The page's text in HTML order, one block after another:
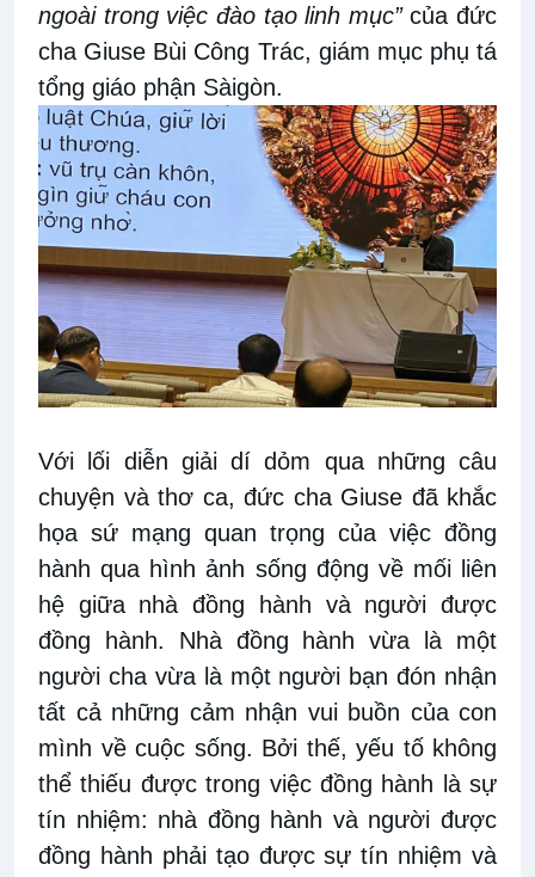
ngoài trong việc đào tạo linh mục”của đức
cha Giuse Bùi Công Trác, giám mục phụ tá
tổng giáo phận Sàigòn.
Với lối diễn giải dí dỏm qua những câu
chuyện và thơ ca, đức cha Giuse đã khắc
họa sứ mạng quan trọng của việc đồng
hành qua hình ảnh sống động về mối liên
hệ giữa nhà đồng hành và người được
đồng hành. Nhà đồng hành vừa là một
người cha vừa là một người bạn đón nhận
tất cả những cảm nhận vui buồn của con
mình về cuộc sống. Bởi thế, yếu tố không
thể thiếu được trong việc đồng hành là sự
tín nhiệm: nhà đồng hành và người được
đồng hành phải tạo được sự tín nhiệm và